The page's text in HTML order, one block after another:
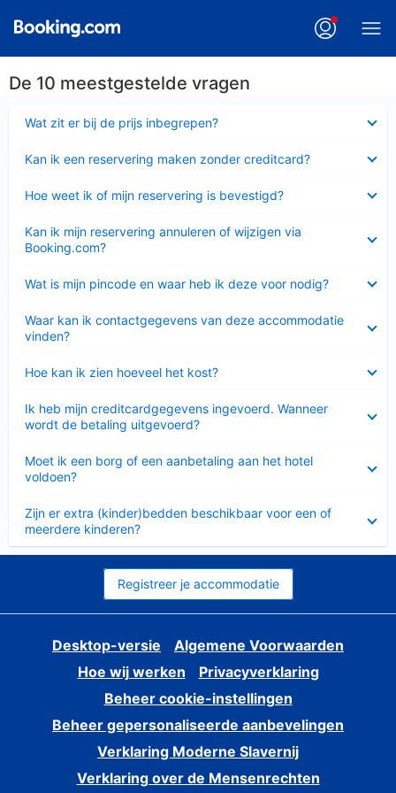
De 10 meestgestelde vragen
Wat zit er bij de prijs inbegrepen?
Kan ik een reservering maken zonder creditcard?
Hoe weet ik of mijn reservering is bevestigd?
Kan ik mijn reservering annuleren of wijzigen via
Booking.com?
Wat is mijn pincode en waar heb ik deze voor nodig?
Waar kan ik contactgegevens van deze accommodatie
vinden?
Hoe kan ik zien hoeveel het kost?
Ik heb mijn creditcardgegevens ingevoerd. Wanneer
wordt de betaling uitgevoerd?
Moet ik een borg of een aanbetaling aan het hotel
voldoen?
Zijn er extra (kinder)bedden beschikbaar voor een of
meerdere kinderen?
Registreer je accommodatie
Desktop-versie
Algemene Voorwaarden
Hoe wij werken
Privacyverklaring
Beheer cookie-instellingen
Beheer gepersonaliseerde aanbevelingen
Verklaring Moderne Slavernij
Verklaring over de Mensenrechten